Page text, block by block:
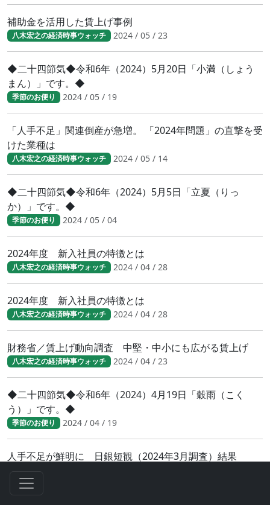
補助金を活用した賃上げ事例
八木宏之の経済時事ウォッチ 2024 / 05 / 23
◆二十四節気◆令和6年（2024）5月20日「小満（しょう
まん）」です。◆
季節のお便り 2024 / 05 / 19
「人手不足」関連倒産が急増。 「2024年問題」の直撃を受
けた業種は
八木宏之の経済時事ウォッチ 2024 / 05 / 14
◆二十四節気◆令和6年（2024）5月5日「立夏（りっ
か）」です。◆
季節のお便り 2024 / 05 / 04
2024年度 新入社員の特徴とは
八木宏之の経済時事ウォッチ 2024 / 04 / 28
2024年度 新入社員の特徴とは
八木宏之の経済時事ウォッチ 2024 / 04 / 28
財務省／賃上げ動向調査 中堅・中小にも広がる賃上げ
八木宏之の経済時事ウォッチ 2024 / 04 / 23
◆二十四節気◆令和6年（2024）4月19日「穀雨（こく
う）」です。◆
季節のお便り 2024 / 04 / 19
人手不足が鮮明に 日銀短観（2024年3月調査）結果